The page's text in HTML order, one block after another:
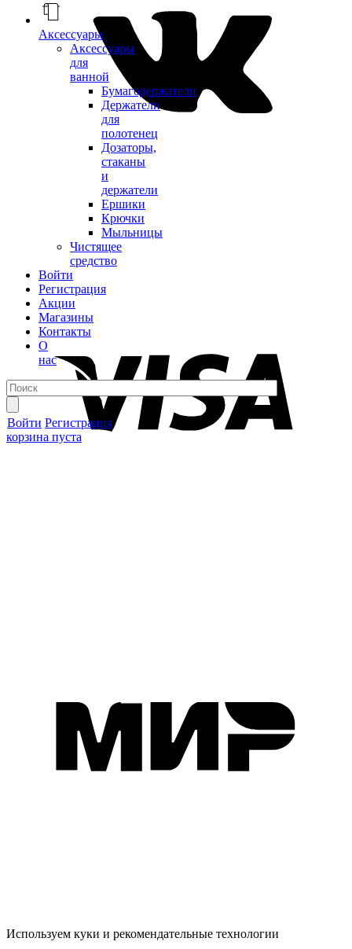
Аксессуары
Аксессуары
для
ванной
Бумагодержатели
Держатели
для
полотенец
Дозаторы,
стаканы
и
держатели
Ершики
Крючки
Мыльницы
Чистящее
средство
Войти
Регистрация
Акции
Магазины
Контакты
О
нас
Войти Регистрация
корзина пуста
Используем куки и рекомендательные технологии